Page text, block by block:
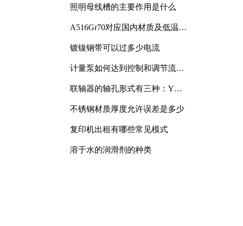
照明母线槽的主要作用是什么
A516Gr70对应国内材质及低温冲
镀镍钢带可以过多少电流
计量泵如何达到控制和调节流量
联轴器的轴孔形式有三种：Y
不锈钢材质厚度允许误差是多少
复印机出租有哪些常见模式
溶于水的润滑剂的种类